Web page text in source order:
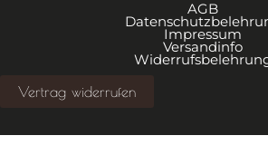
AGB
Impressum
Versandinfo
Vertrag widerrufen